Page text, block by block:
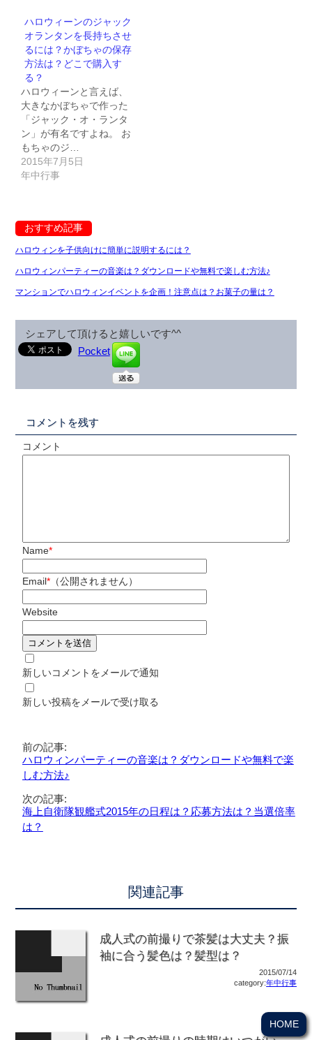
ハロウィーンのジャック
オランタンを長持ちさせ
るには？かぼちゃの保存
方法は？どこで購入す
る？
ハロウィーンと言えば、
大きなかぼちゃで作った
「ジャック・オ・ランタ
ン」が有名ですよね。 お
もちゃのジ…
2015年7月5日
年中行事
おすすめ記事
ハロウィンを子供向けに簡単に説明するには？
ハロウィンパーティーの音楽は？ダウンロードや無料で楽しむ方法♪
マンションでハロウィンイベントを企画！注意点は？お菓子の量は？
シェアして頂けると嬉しいです^^
Pocket
コメントを残す
コメント
Name*
Email*（公開されません）
Website
新しいコメントをメールで通知
新しい投稿をメールで受け取る
前の記事:
ハロウィンパーティーの音楽は？ダウンロードや無料で楽
しむ方法♪
次の記事:
海上自衛隊観艦式2015年の日程は？応募方法は？当選倍率
は？
関連記事
成人式の前撮りで茶髪は大丈夫？振
袖に合う髪色は？髪型は？
2015/07/14
category:年中行事
HOME